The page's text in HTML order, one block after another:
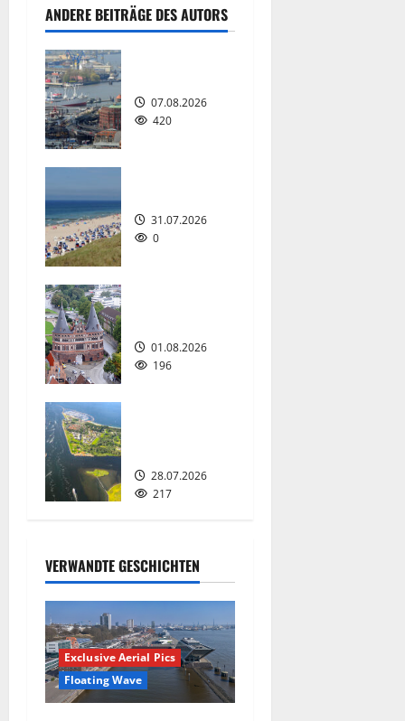
a
g
s
n
a
v
i
g
a
t
i
o
n
ANDERE BEITRÄGE DES AUTORS
07.08.2026
420
31.07.2026
0
01.08.2026
196
28.07.2026
217
VERWANDTE GESCHICHTEN
Exclusive Aerial Pics
Floating Wave